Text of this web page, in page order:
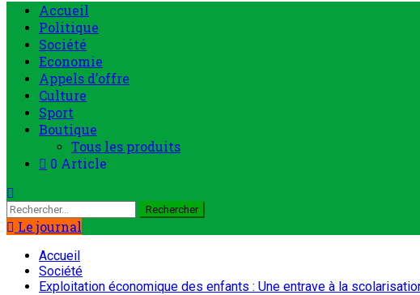
Accueil
Politique
Société
Economie
Appels d’offre
Culture
Sport
Boutique
Tous les produits
0 Article
Le journal
Accueil
Société
Exploitation économique des enfants : Une entrave à la